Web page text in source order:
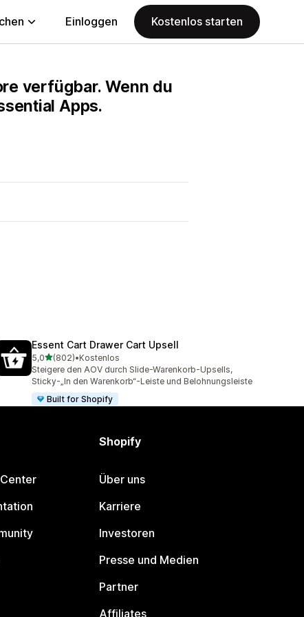
Einloggen Kostenlos starten
verfügbar. Wenn du
Apps.
Essent Cart Drawer Cart Upsell
5,0von 5 Sternen
(802)
802 Rezensionen insgesamt
•Kostenlos
Steigere den AOV durch Slide-Warenkorb-Upsells,
Sticky-„In den Warenkorb“-Leiste und Belohnungsleiste
Built for Shopify
Shopify
Über uns
Karriere
Investoren
Presse und Medien
Partner
Affiliates